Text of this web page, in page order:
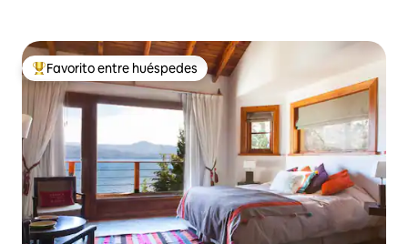
Favorito entre huéspedes preferido
Favorito entre huéspedes